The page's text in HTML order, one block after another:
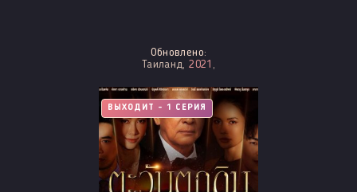
Обновлено:
Таиланд,2021
ВЫХОДИТ - 1 СЕРИЯ